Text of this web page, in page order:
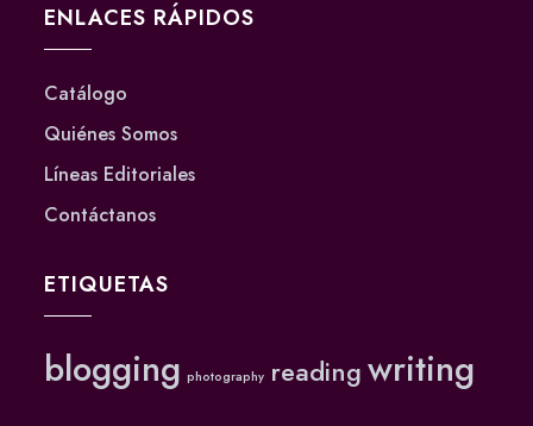
ENLACES RÁPIDOS
Catálogo
Quiénes Somos
Líneas Editoriales
Contáctanos
ETIQUETAS
blogging photography reading writing